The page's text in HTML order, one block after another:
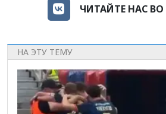
ЧИТАЙТЕ НАС ВО
НА ЭТУ ТЕМУ